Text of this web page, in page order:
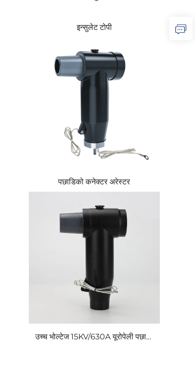
इन्सुलेट टोपी
पछाडिको कनेक्टर अरेस्टर
उच्च भोल्टेज 15KV/630A यूरोपेली पछाडि